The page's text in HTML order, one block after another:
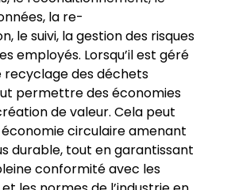
la re-
le suivi, la gestion des risques
employés. Lorsqu’il est géré
des déchets
permettre des économies
de valeur. Cela peut
circulaire amenant
durable, tout en garantissant
conformité avec les